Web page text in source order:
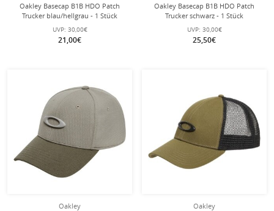
Oakley Basecap B1B HDO Patch
Trucker blau/hellgrau - 1 Stück
UVP: 30,00€
21,00€
Oakley Basecap B1B HDO Patch
Trucker schwarz - 1 Stück
UVP: 30,00€
25,50€
Oakley
Oakley